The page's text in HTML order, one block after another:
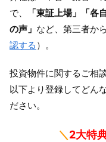
で、
「東証上場」「各
の声」 など、第三者か
認する ）。
投資物件に関するご相
以下より登録してどん
ださい。
＼2大特